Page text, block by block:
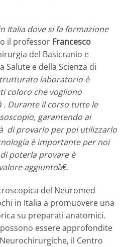
Italia dove si fa formazione
il professor Francesco
del Basicranio e
Salute e della Scienza di
laboratorio è
coloro che vogliono
Durante il corso tutte le
garantendo ai
di provarlo per poi utilizzarlo
è importante per noi
poterla provare è
aggiuntoâ€.
del Neuromed
in Italia a promuovere una
su preparati anatomici.
essere approfondite
il Centro